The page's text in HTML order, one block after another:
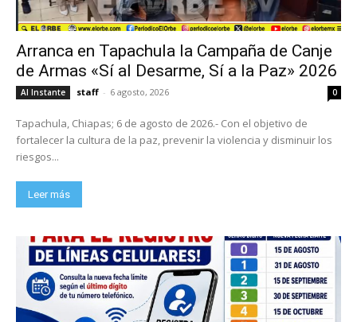
Arranca en Tapachula la Campaña de Canje
de Armas «Sí al Desarme, Sí a la Paz» 2026
Al Instante staff - 6 agosto, 2026 0
Tapachula, Chiapas; 6 de agosto de 2026.- Con el objetivo de
fortalecer la cultura de la paz, prevenir la violencia y disminuir los
riesgos...
Leer más